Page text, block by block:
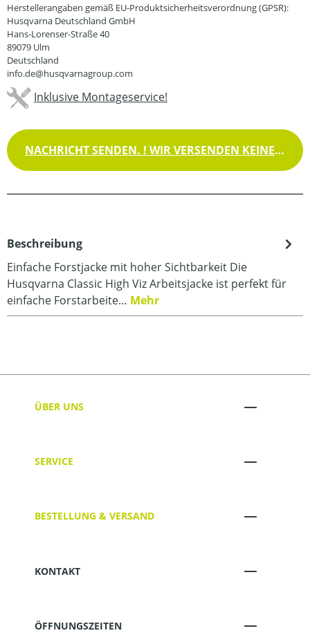
Herstellerangaben gemäß EU-Produktsicherheitsverordnung (GPSR):
Husqvarna Deutschland GmbH
Hans-Lorenser-Straße 40
89079 Ulm
Deutschland
info.de@husqvarnagroup.com
Inklusive Montageservice!
NACHRICHT SENDEN. ! WIR VERSENDEN KEINE WAREN !
Beschreibung
Einfache Forstjacke mit hoher Sichtbarkeit Die
Husqvarna Classic High Viz Arbeitsjacke ist perfekt für
einfache Forstarbeite… Mehr
ÜBER UNS
SERVICE
BESTELLUNG & VERSAND
KONTAKT
ÖFFNUNGSZEITEN